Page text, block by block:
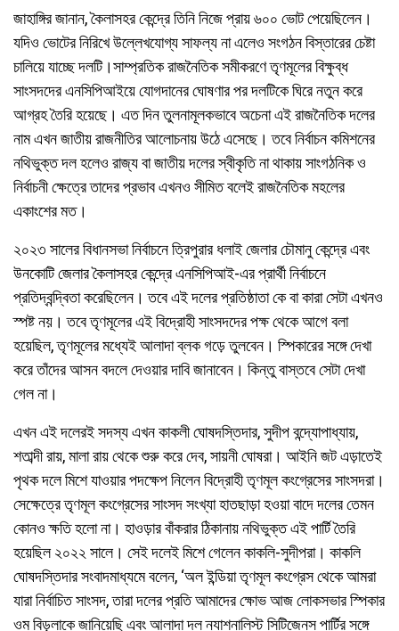
জাহাঙ্গির জানান, কৈলাসহর কেন্দ্রে তিনি নিজে প্রায় ৬০০ ভোট পেয়েছিলেন।
যদিও ভোটের নিরিখে উল্লেখযোগ্য সাফল্য না এলেও সংগঠন বিস্তারের চেষ্টা
চালিয়ে যাচ্ছে দলটি।সাম্প্রতিক রাজনৈতিক সমীকরণে তৃণমূলের বিক্ষুব্ধ
সাংসদদের এনসিপিআইয়ে যোগদানের ঘোষণার পর দলটিকে ঘিরে নতুন করে
আগ্রহ তৈরি হয়েছে। এত দিন তুলনামূলকভাবে অচেনা এই রাজনৈতিক দলের
নাম এখন জাতীয় রাজনীতির আলোচনায় উঠে এসেছে। তবে নির্বাচন কমিশনের
নথিভুক্ত দল হলেও রাজ্য বা জাতীয় দলের স্বীকৃতি না থাকায় সাংগঠনিক ও
নির্বাচনী ক্ষেত্রে তাদের প্রভাব এখনও সীমিত বলেই রাজনৈতিক মহলের
একাংশের মত।
২০২৩ সালের বিধানসভা নির্বাচনে ত্রিপুরার ধলাই জেলার চৌমানু কেন্দ্রে এবং
উনকোটি জেলার কৈলাসহর কেন্দ্রে এনসিপিআই-এর প্রার্থী নির্বাচনে
প্রতিদ্বন্দ্বিতা করেছিলেন। তবে এই দলের প্রতিষ্ঠাতা কে বা কারা সেটা এখনও
স্পষ্ট নয়। তবে তৃণমূলের এই বিদ্রোহী সাংসদদের পক্ষ থেকে আগে বলা
হয়েছিল, তৃণমূলের মধ্যেই আলাদা ব্লক গড়ে তুলবেন। স্পিকারের সঙ্গে দেখা
করে তাঁদের আসন বদলে দেওয়ার দাবি জানাবেন। কিন্তু বাস্তবে সেটা দেখা
গেল না।
এখন এই দলেরই সদস্য এখন কাকলী ঘোষদস্তিদার, সুদীপ বন্দ্যোপাধ্যায়,
শতাব্দী রায়, মালা রায় থেকে শুরু করে দেব, সায়নী ঘোষরা। আইনি জট এড়াতেই
পৃথক দলে মিশে যাওয়ার পদক্ষেপ নিলেন বিদ্রোহী তৃণমূল কংগ্রেসের সাংসদরা।
সেক্ষেত্রে তৃণমূল কংগ্রেসের সাংসদ সংখ্যা হাতছাড়া হওয়া বাদে দলের তেমন
কোনও ক্ষতি হলো না। হাওড়ার বাঁকরার ঠিকানায় নথিভুক্ত এই পার্টি তৈরি
হয়েছিল ২০২২ সালে। সেই দলেই মিশে গেলেন কাকলি-সুদীপরা। কাকলি
ঘোষদস্তিদার সংবাদমাধ্যমে বলেন, ‘অল ইন্ডিয়া তৃণমূল কংগ্রেস থেকে আমরা
যারা নির্বাচিত সাংসদ, তারা দলের প্রতি আমাদের ক্ষোভ আজ লোকসভার স্পিকার
ওম বিড়লাকে জানিয়েছি এবং আলাদা দল ন্যাশনালিস্ট সিটিজেনস পার্টির সঙ্গে